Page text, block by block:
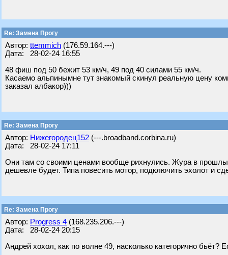
Re: Замена Прогу
Автор: ttemmich (176.59.164.---)
Дата: 28-02-24 16:55
48 фиш под 50 бежит 53 км/ч, 49 под 40 силами 55 км/ч.
Касаемо альпинымне тут знакомый скинул реальную цену
заказал албакор)))
Re: Замена Прогу
Автор: Нижегородец152 (---.broadband.corbina.ru)
Дата: 28-02-24 17:11
Они там со своими ценами вообще рихнулись. Жура в
дешевле будет. Типа повесить мотор, подключить эхолот и
Re: Замена Прогу
Автор: Progress 4 (168.235.206.---)
Дата: 28-02-24 20:15
Андрей хохол, как по волне 49, насколько категорично бьёт?